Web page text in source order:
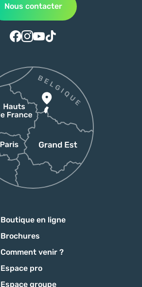
Nous contacter
Suivez-nous sur Facebook
Suivez-nous sur Instagram
Suivez-nous sur Youtube
Suivez-nous sur Tiktok
Boutique en ligne
Brochures
Comment venir ?
Espace pro
Espace groupe